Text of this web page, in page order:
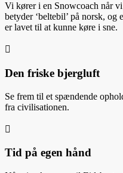
Vi kører i en Snowcoach når
betyder ‘beltebil’ på norsk, og
er lavet til at kunne køre i sne.

Den friske bjergluft
Se frem til et spændende
fra civilisationen.

Tid på egen hånd